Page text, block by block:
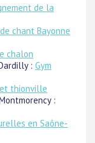
de la
chant Bayonne
chalon
: Gym
thionville
:
en Saône-